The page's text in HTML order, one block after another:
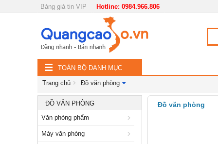
Bảng giá tin VIP Hotline: 0984.966.806
Nội, ngoại thất
Đồ gia dụng
Điện thoại, Viễn thông
Nhà và Đất
Dịch vụ
Công nghiệp, xây dựng
TOÀN BỘ DANH MỤC
Trang chủ Đồ văn phòng
ĐỒ VĂN PHÒNG
Văn phòng phẩm
Máy văn phòng
Đồ văn phòng